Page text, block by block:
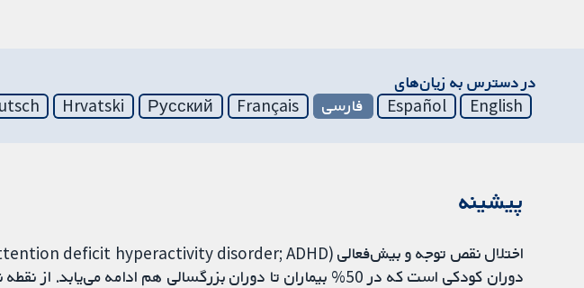
در دسترس به زیان‌های
English
Español فارسی Français
Русский
Hrvatski
پیشینه